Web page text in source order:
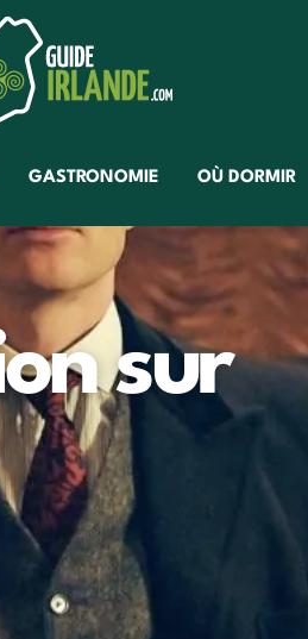
GASTRONOMIE OÙ DORMIR
sur